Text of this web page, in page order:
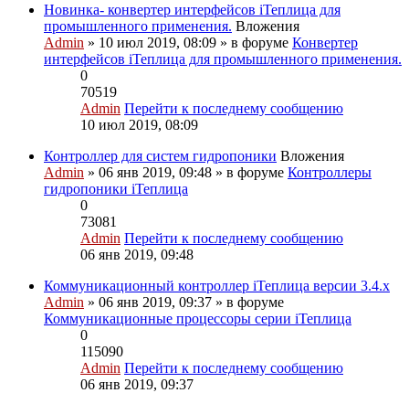
Новинка- конвертер интерфейсов iТеплица для
промышленного применения. Вложения
Admin » 10 июл 2019, 08:09 » в форуме Конвертер
интерфейсов iТеплица для промышленного применения.
0
70519
Admin Перейти к последнему сообщению
10 июл 2019, 08:09
Контроллер для систем гидропоники Вложения
Admin » 06 янв 2019, 09:48 » в форуме Контроллеры
гидропоники iТеплица
0
73081
Admin Перейти к последнему сообщению
06 янв 2019, 09:48
Коммуникационный контроллер iТеплица версии 3.4.х
Admin » 06 янв 2019, 09:37 » в форуме
Коммуникационные процессоры серии iТеплица
0
115090
Admin Перейти к последнему сообщению
06 янв 2019, 09:37